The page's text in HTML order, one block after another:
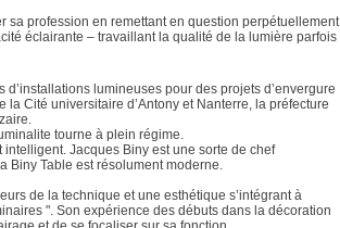
sa profession en remettant en question perpétuellement
éclairante – travaillant la qualité de la lumière parfois
lumineuses pour des projets d’envergure
Cité universitaire d’Antony et Nanterre, la préfecture
tourne à plein régime.
Jacques Biny est une sorte de chef
Biny Table est résolument moderne.
de la technique et une esthétique s’intégrant à
". Son expérience des débuts dans la décoration